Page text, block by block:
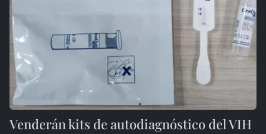
Venderán kits de autodiagnóstico del VIH